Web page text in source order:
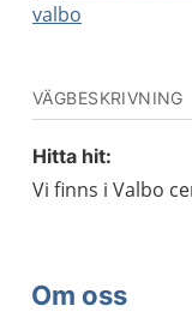
valbo
VÄGBESKRIVNING
Hitta hit:
Vi finns i Valbo
Om oss